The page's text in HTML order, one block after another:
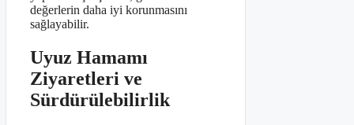
değerlerin daha iyi korunmasını
sağlayabilir.
Uyuz Hamamı
Ziyaretleri ve
Sürdürülebilirlik